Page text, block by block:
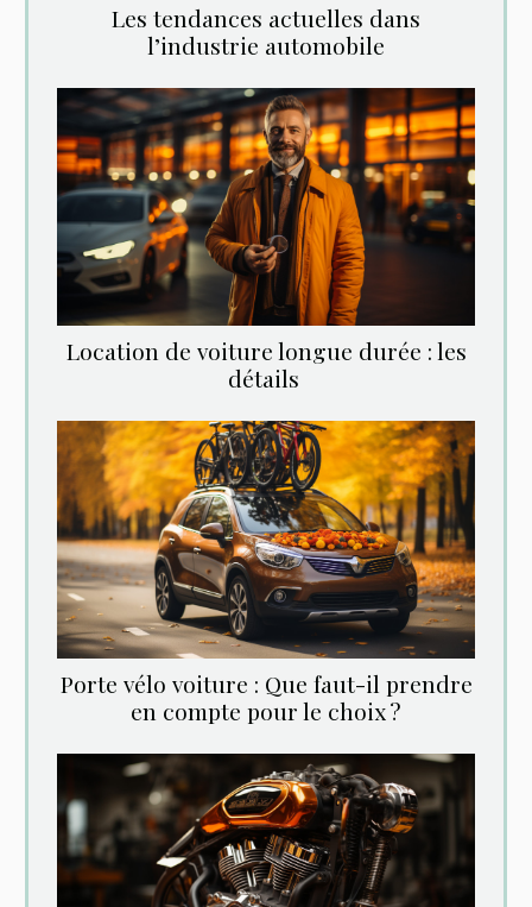
Les tendances actuelles dans
l’industrie automobile
Location‌ ‌de‌ ‌voiture‌ ‌longue‌ ‌durée‌ ‌:‌ ‌les‌
‌détails‌ ‌
Porte vélo voiture : Que faut-il prendre
en compte pour le choix ?